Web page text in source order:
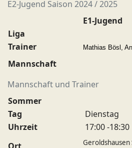
E2-Jugend Saison 2024 / 2025
Mannschaft und Trainer
E1-Jugend
Liga
Trainer
Mathias Bösl,
Mannschaft
Sommer
Tag
Dienstag
Uhrzeit
17:00 -18:30